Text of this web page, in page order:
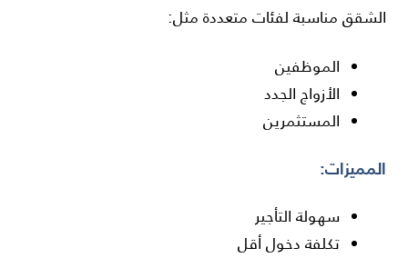
الشقق مناسبة لفئات متعددة مثل:
الموظفين
الأزواج الجدد
المستثمرين
المميزات:
سهولة التأجير
تكلفة دخول أقل